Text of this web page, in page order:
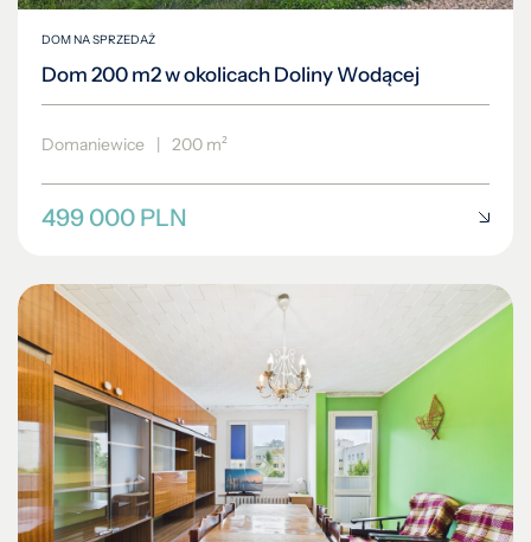
DOM NA SPRZEDAŻ
Dom 200 m2 w okolicach Doliny Wodącej
Domaniewice | 200 m²
499 000 PLN